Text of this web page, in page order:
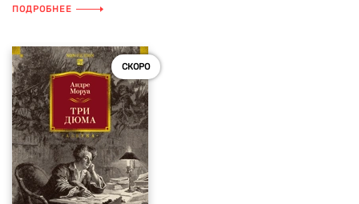
ПОДРОБНЕЕ
СКОРО